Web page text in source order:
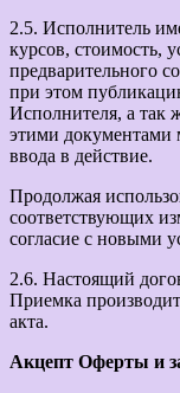
2.5. Исполнитель
курсов, стоимость,
предварительного
при этом
Исполнителя, а так
этими документами
ввода в действие.
Продолжая
соответствующих
согласие с новыми
2.6. Настоящий
Приемка
акта.
Акцепт Оферты и